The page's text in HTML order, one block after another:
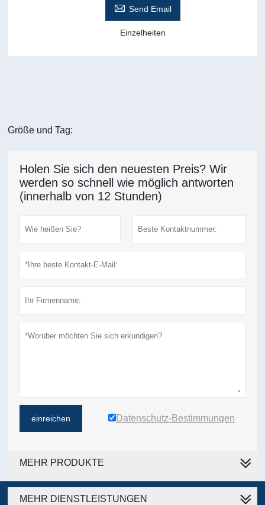
 Send Email
Einzelheiten
Größe und Tag:
Holen Sie sich den neuesten Preis? Wir
werden so schnell wie möglich antworten
(innerhalb von 12 Stunden)
einreichen Datenschutz-Bestimmungen
MEHR PRODUKTE
MEHR DIENSTLEISTUNGEN